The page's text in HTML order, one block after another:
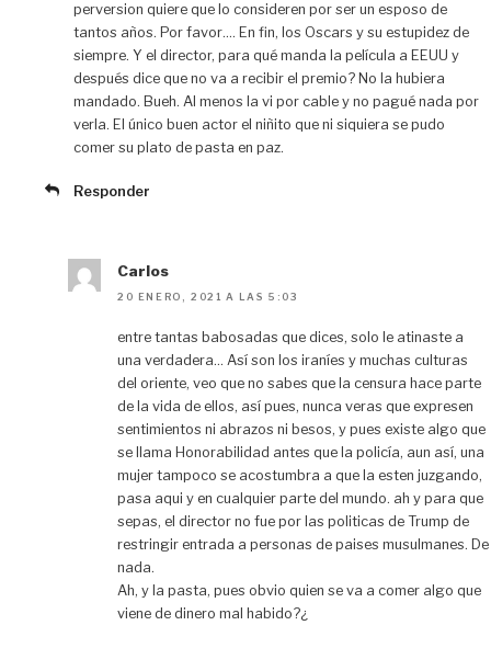
perversion quiere que lo consideren por ser un esposo de
tantos años. Por favor…. En fin, los Oscars y su estupidez de
siempre. Y el director, para qué manda la película a EEUU y
después dice que no va a recibir el premio? No la hubiera
mandado. Bueh. Al menos la vi por cable y no pagué nada por
verla. El único buen actor el niñito que ni siquiera se pudo
comer su plato de pasta en paz.
Responder
Carlos
20 ENERO, 2021 A LAS 5:03
entre tantas babosadas que dices, solo le atinaste a
una verdadera… Así son los iraníes y muchas culturas
del oriente, veo que no sabes que la censura hace parte
de la vida de ellos, así pues, nunca veras que expresen
sentimientos ni abrazos ni besos, y pues existe algo que
se llama Honorabilidad antes que la policía, aun así, una
mujer tampoco se acostumbra a que la esten juzgando,
pasa aqui y en cualquier parte del mundo. ah y para que
sepas, el director no fue por las politicas de Trump de
restringir entrada a personas de paises musulmanes. De
nada.
Ah, y la pasta, pues obvio quien se va a comer algo que
viene de dinero mal habido?¿